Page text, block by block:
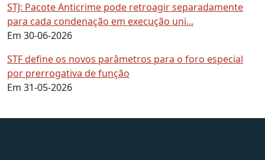
STJ: Pacote Anticrime pode retroagir separadamente
para cada condenação em execução uni...
Em 30-06-2026
STF define os novos parâmetros para o foro especial
por prerrogativa de função
Em 31-05-2026